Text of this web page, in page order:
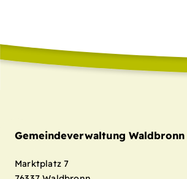
Gemeindeverwaltung Waldbronn
Marktplatz 7